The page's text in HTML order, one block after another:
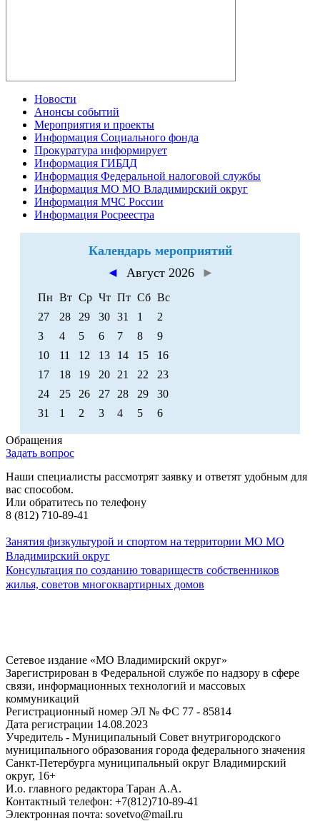
Новости
Анонсы событий
Мероприятия и проекты
Информация Социального фонда
Прокуратура информирует
Информация ГИБДД
Информация Федеральной налоговой службы
Информация МО МО Владимирский округ
Информация МЧС России
Информация Росреестра
Календарь мероприятий
◄
Август 2026 ►
Пн Вт Ср Чт Пт Сб Вс
27
28 29 30 31 1
2
3
4 5 6 7 8
9
10
11 12 13 14 15
16
17
18 19 20 21 22
23
24
25 26 27 28 29
30
31
1 2 3 4 5 6
Обращения
Задать вопрос
Наши специалисты рассмотрят заявку и ответят удобным для
вас способом.
Или обратитесь по телефону
8 (812) 710-89-41
Занятия физкультурой и спортом на территории МО МО
Владимирский округ
Консультация по созданию товариществ собственников
жилья, советов многоквартирных домов
Сетевое издание «МО Владимирский округ»
Зарегистрирован в Федеральной службе по надзору в сфере
связи, информационных технологий и массовых
коммуникаций
Регистрационный номер ЭЛ № ФС 77 - 85814
Дата регистрации 14.08.2023
Учредитель - Муниципальный Совет внутригородского
муниципального образования города федерального значения
Санкт-Петербурга муниципальный округ Владимирский
округ, 16+
И.о. главного редактора Таран А.А.
Контактный телефон: +7(812)710-89-41
Электронная почта: sovetvo@mail.ru